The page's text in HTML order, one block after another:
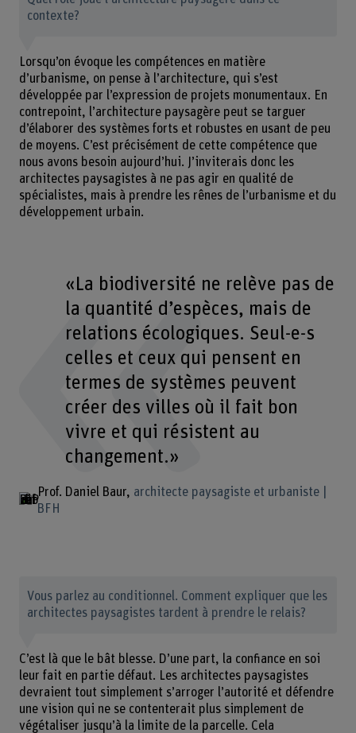
contexte?
Lorsqu’on évoque les compétences en matière
d’urbanisme, on pense à l’architecture, qui s’est
développée par l’expression de projets monumentaux. En
contrepoint, l’architecture paysagère peut se targuer
d’élaborer des systèmes forts et robustes en usant de peu
de moyens. C’est précisément de cette compétence que
nous avons besoin aujourd’hui. J’inviterais donc les
architectes paysagistes à ne pas agir en qualité de
spécialistes, mais à prendre les rênes de l’urbanisme et du
développement urbain.
«La biodiversité ne relève pas de
la quantité d’espèces, mais de
relations écologiques. Seul-e-s
celles et ceux qui pensent en
termes de systèmes peuvent
créer des villes où il fait bon
vivre et qui résistent au
changement.»
Prof. Daniel Baur
architecte paysagiste et urbaniste |
BFH
Vous parlez au conditionnel. Comment expliquer que les
architectes paysagistes tardent à prendre le relais?
C’est là que le bât blesse. D’une part, la confiance en soi
leur fait en partie défaut. Les architectes paysagistes
devraient tout simplement s’arroger l’autorité et défendre
une vision qui ne se contenterait plus simplement de
végétaliser jusqu’à la limite de la parcelle. Cela